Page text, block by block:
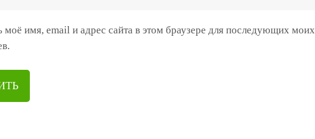
моё имя, email и адрес сайта в этом браузере для последующих моих